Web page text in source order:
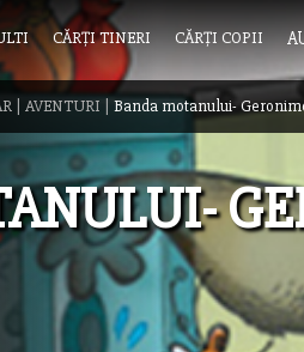
CĂRȚI TINERI CĂRȚI COPII
| AVENTURI Banda motanului-